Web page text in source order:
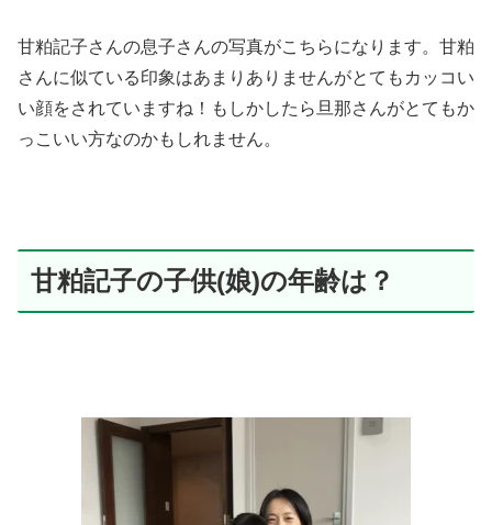
甘粕記子さんの息子さんの写真がこちらになります。甘粕
さんに似ている印象はあまりありませんがとてもカッコい
い顔をされていますね！もしかしたら旦那さんがとてもか
っこいい方なのかもしれません。
甘粕記子の子供(娘)の年齢は？